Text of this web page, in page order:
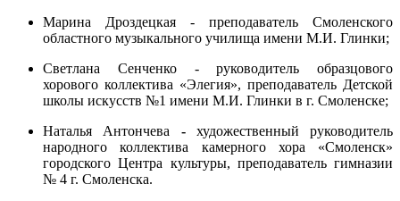
Марина Дроздецкая - преподаватель Смоленского
областного музыкального училища имени М.И. Глинки;
Светлана Сенченко - руководитель образцового
хорового коллектива «Элегия», преподаватель Детской
школы искусств №1 имени М.И. Глинки в г. Смоленске;
Наталья Антончева - художественный руководитель
народного коллектива камерного хора «Смоленск»
городского Центра культуры, преподаватель гимназии
№ 4 г. Смоленска.